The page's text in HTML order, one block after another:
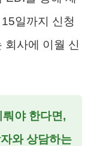
일까지 신청
회사에 이월 신
야 한다면,
와 상담하는